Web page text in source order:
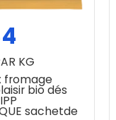
fromage
bio dés
sachetde
KG